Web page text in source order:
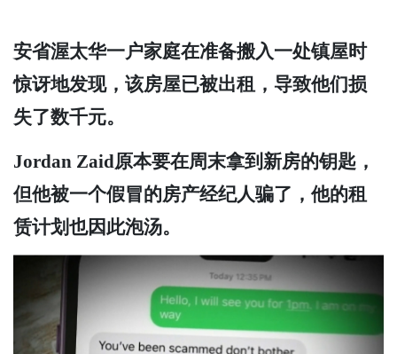
安省渥太华一户家庭在准备搬入一处镇屋时
惊讶地发现，该房屋已被出租，导致他们损
失了数千元。
Jordan Zaid原本要在周末拿到新房的钥匙，
但他被一个假冒的房产经纪人骗了，他的租
赁计划也因此泡汤。